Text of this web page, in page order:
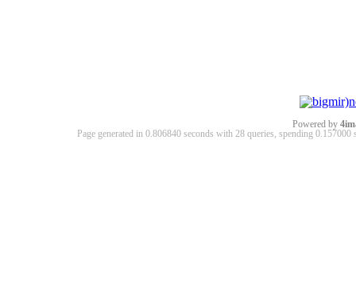
Powered by
Page generated in 0.806840 seconds with 28 queries, spending